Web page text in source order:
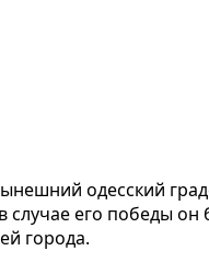
одесский
случае его победы он
города.